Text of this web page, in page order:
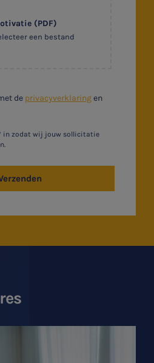
(PDF)
een bestand
de privacyverklaringen
* in zodat wij jouw sollicitatie